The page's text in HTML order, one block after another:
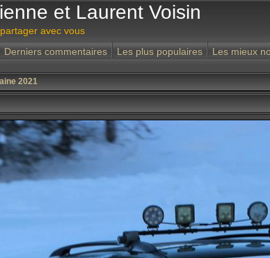
et Laurent Voisin
avec vous
Derniers commentaires Les plus populaires Les mieux
2021